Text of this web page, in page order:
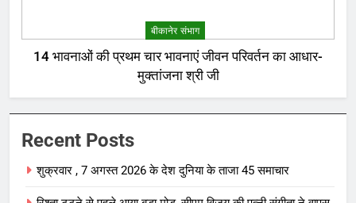
बीकानेर संभाग
14 भावनाओं की प्रथम चार भावनाएं जीवन परिवर्तन का आधार-
मुक्तांजना श्री जी
Recent Posts
शुक्रवार , 7 अगस्त 2026 के देश दुनिया के ताजा 45 समाचार